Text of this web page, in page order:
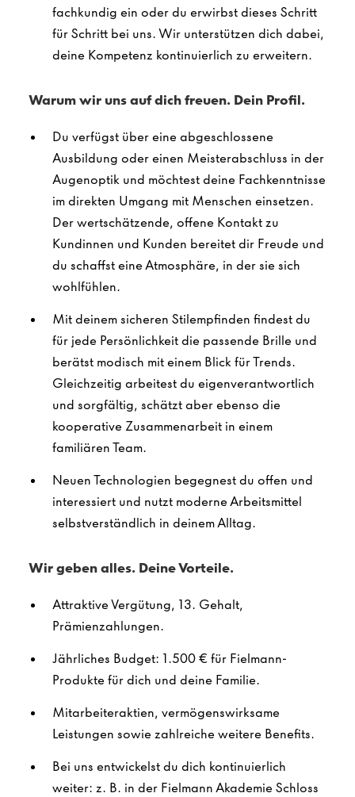
fachkundig ein oder du erwirbst dieses Schritt
für Schritt bei uns. Wir unterstützen dich dabei,
deine Kompetenz kontinuierlich zu erweitern.
Warum wir uns auf dich freuen. Dein Profil.
Du verfügst über eine abgeschlossene
Ausbildung oder einen Meisterabschluss in der
Augenoptik und möchtest deine Fachkenntnisse
im direkten Umgang mit Menschen einsetzen.
Der wertschätzende, offene Kontakt zu
Kundinnen und Kunden bereitet dir Freude und
du schaffst eine Atmosphäre, in der sie sich
wohlfühlen.
Mit deinem sicheren Stilempfinden findest du
für jede Persönlichkeit die passende Brille und
berätst modisch mit einem Blick für Trends.
Gleichzeitig arbeitest du eigenverantwortlich
und sorgfältig, schätzt aber ebenso die
kooperative Zusammenarbeit in einem
familiären Team.
Neuen Technologien begegnest du offen und
interessiert und nutzt moderne Arbeitsmittel
selbstverständlich in deinem Alltag.
Wir geben alles. Deine Vorteile.
Attraktive Vergütung, 13. Gehalt,
Prämienzahlungen.
Jährliches Budget: 1.500 € für Fielmann-
Produkte für dich und deine Familie.
Mitarbeiteraktien, vermögenswirksame
Leistungen sowie zahlreiche weitere Benefits.
Bei uns entwickelst du dich kontinuierlich
weiter: z. B. in der Fielmann Akademie Schloss